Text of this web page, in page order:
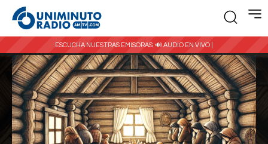
ESCUCHA NUESTRAS EMISORAS: 🔊 AUDIO EN VIVO |